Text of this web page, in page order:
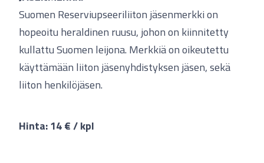
Suomen Reserviupseeriliiton jäsenmerkki on
hopeoitu heraldinen ruusu, johon on kiinnitetty
kullattu Suomen leijona. Merkkiä on oikeutettu
käyttämään liiton jäsenyhdistyksen jäsen, sekä
liiton henkilöjäsen.
Hinta: 14 € / kpl